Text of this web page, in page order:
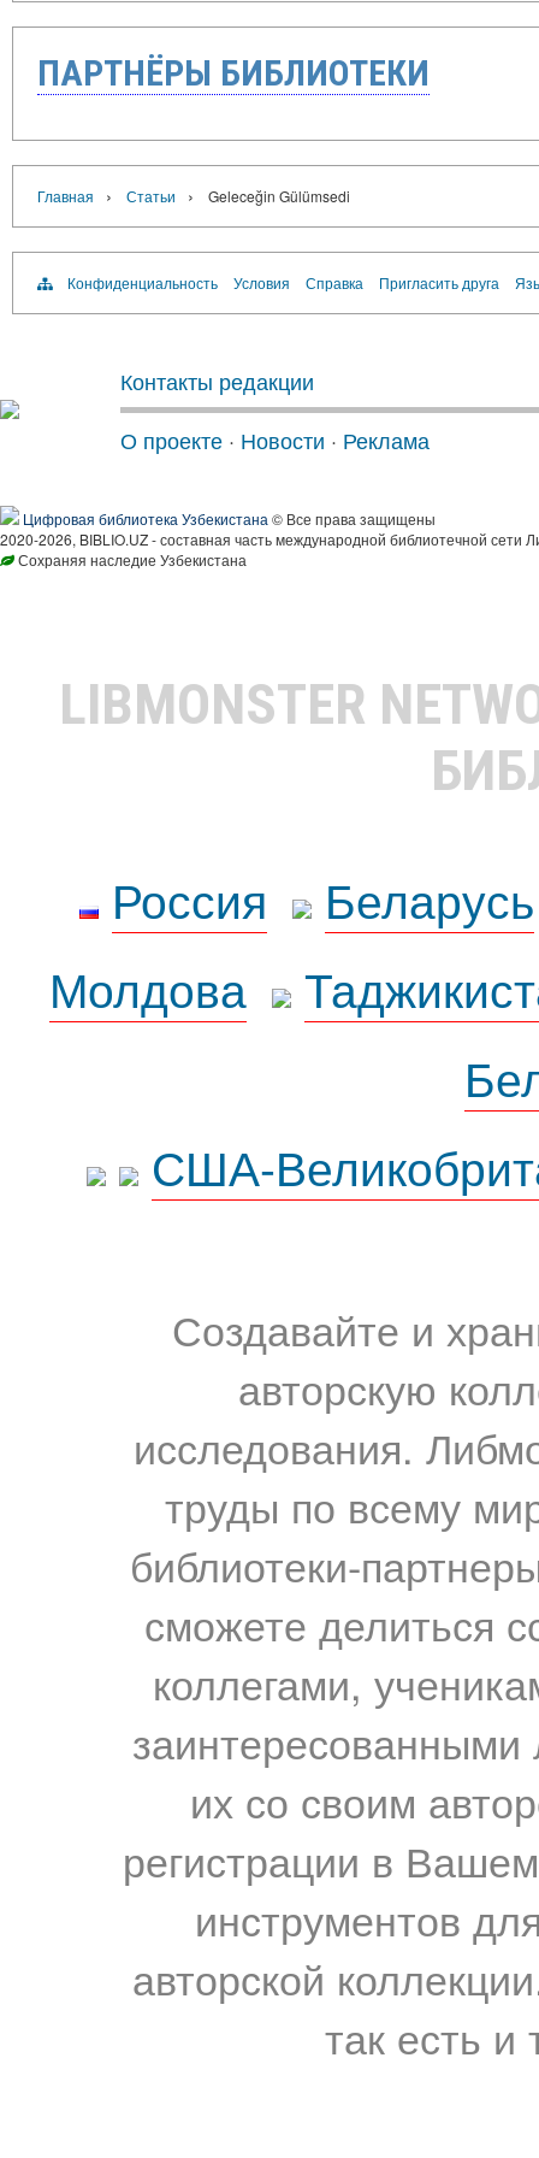
ПАРТНЁРЫ БИБЛИОТЕКИ
Главная › Статьи › Geleceğin Gülümsedi
Конфиденциальность Условия Справка Пригласить друга
Контакты редакции
О проекте · Новости · Реклама
Цифровая библиотека Узбекистана © Все права защищены
2020-2026, BIBLIO.UZ - составная часть международной библиотечной сети
Сохраняя наследие Узбекистана
LIBMONSTER
Россия
Беларусь
Молдова
США-
Создавайте и
авторскую
исследования.
труды по всему
библиотеки-
сможете делиться
коллегами,
их со своим
регистрации в
инструментов
авторской
так есть и